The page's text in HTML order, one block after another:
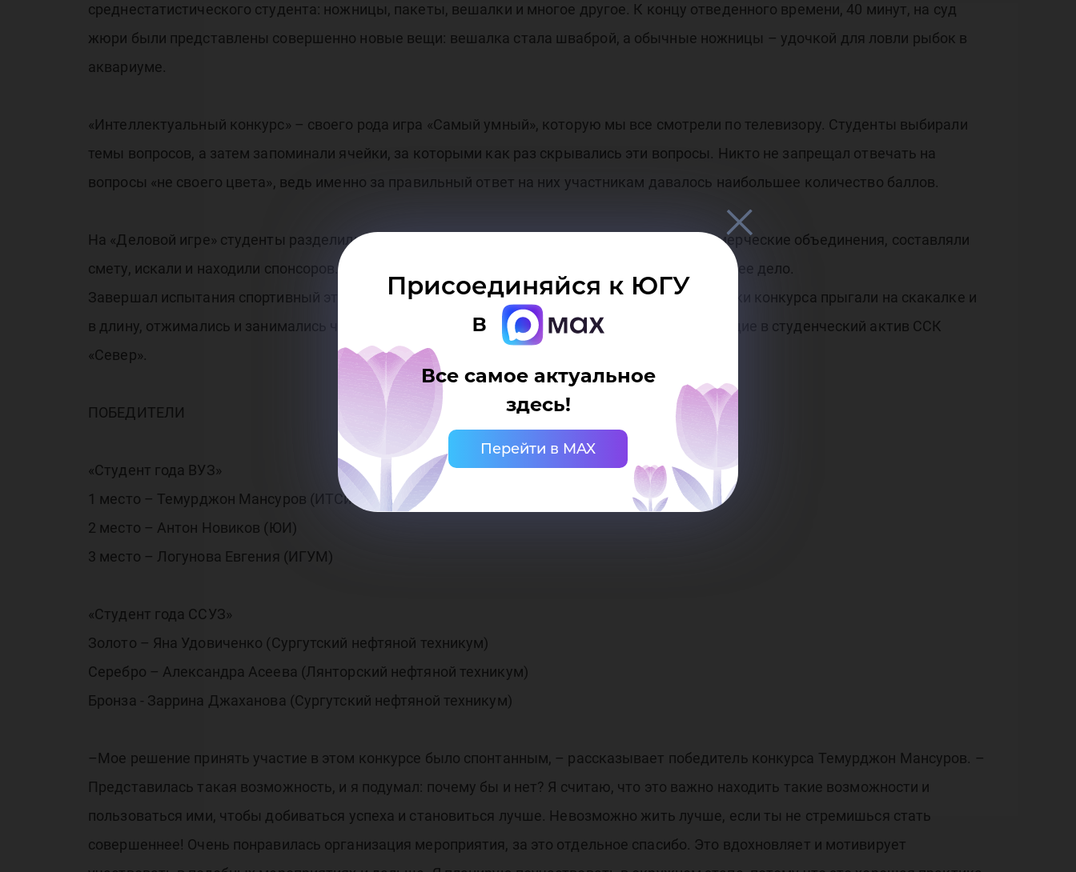
Присоединяйся к ЮГУ
в
Все самое актуальное
здесь!
Перейти в MAX
среднестатистического студента: ножницы, пакеты, вешалки и многое другое. К концу отведенного времени, 40 минут, на суд
жюри были представлены совершенно новые вещи: вешалка стала шваброй, а обычные ножницы – удочкой для ловли рыбок в
аквариуме.
«Интеллектуальный конкурс» – своего рода игра «Самый умный», которую мы все смотрели по телевизору. Студенты выбирали
темы вопросов, а затем запоминали ячейки, за которыми как раз скрывались эти вопросы. Никто не запрещал отвечать на
вопросы «не своего цвета», ведь именно за правильный ответ на них участникам давалось наибольшее количество баллов.
На «Деловой игре» студенты разделились на несколько команд и придумывали свои некоммерческие объединения, составляли
смету, искали и находили спонсоров. Жюри оценивали работу каждого в команде, вклад в общее дело.
Завершал испытания спортивный этап «Аналог сдачи ГТО». Уже в спортивной одежде участники конкурса прыгали на скакалке и
в длину, отжимались и занимались челночным бегом. Это испытание судили студенты, входящие в студенческий актив ССК
«Север».
ПОБЕДИТЕЛИ
«Студент года ВУЗ»
1 место – Темурджон Мансуров (ИТСиИТ)
2 место – Антон Новиков (ЮИ)
3 место – Логунова Евгения (ИГУМ)
«Студент года ССУЗ»
Золото – Яна Удовиченко (Сургутский нефтяной техникум)
Серебро – Александра Асеева (Лянторский нефтяной техникум)
Бронза - Заррина Джаханова (Сургутский нефтяной техникум)
–Мое решение принять участие в этом конкурсе было спонтанным, – рассказывает победитель конкурса Темурджон Мансуров. –
Представилась такая возможность, и я подумал: почему бы и нет? Я считаю, что это важно находить такие возможности и
пользоваться ими, чтобы добиваться успеха и становиться лучше. Невозможно жить лучше, если ты не стремишься стать
совершеннее! Очень понравилась организация мероприятия, за это отдельное спасибо. Это вдохновляет и мотивирует